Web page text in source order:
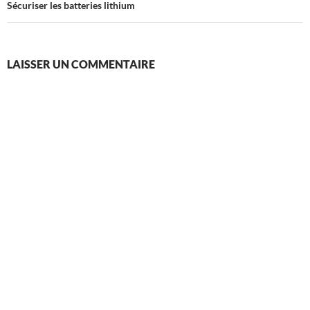
Sécuriser les batteries lithium
LAISSER UN COMMENTAIRE